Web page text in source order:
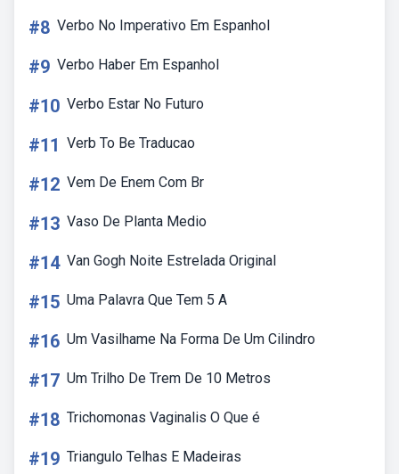
#8 Verbo No Imperativo Em Espanhol
#9 Verbo Haber Em Espanhol
#10 Verbo Estar No Futuro
#11 Verb To Be Traducao
#12 Vem De Enem Com Br
#13 Vaso De Planta Medio
#14 Van Gogh Noite Estrelada Original
#15 Uma Palavra Que Tem 5 A
#16 Um Vasilhame Na Forma De Um Cilindro
#17 Um Trilho De Trem De 10 Metros
#18 Trichomonas Vaginalis O Que é
#19 Triangulo Telhas E Madeiras